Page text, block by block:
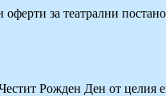
оферти за театрални
Рожден Ден от целия